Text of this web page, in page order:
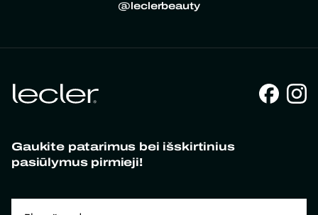
@leclerbeauty
Gaukite patarimus bei išskirtinius
pasiūlymus pirmieji!